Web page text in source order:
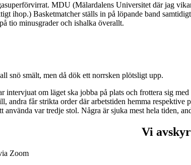
MDU (Mälardalens Universitet där jag
ihop.) Basketmatcher ställs in på löpande band
tio minusgrader och ishalka överallt.
snö smält, men då dök ett norrsken plötsligt upp.
intervjuat om läget ska jobba på plats och frottera sig
andra får strikta order där arbetstiden hemma
var tredje stol. Några är sjuka mest hela tiden,
Vi
Zoom